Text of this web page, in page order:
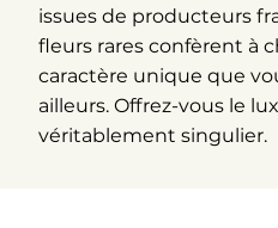
issues de producteurs
fleurs rares confèrent à
caractère unique que
ailleurs. Offrez-vous le
véritablement singulier.